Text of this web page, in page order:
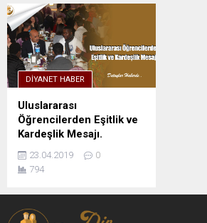
DIYANET HABER
Uluslararası
Öğrencilerden Eşitlik ve
Kardeşlik Mesajı.
23.04.2019
0
794